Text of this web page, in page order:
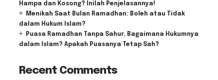
Hampa dan Kosong? Inilah Penjelasannya!
Menikah Saat Bulan Ramadhan: Boleh atau Tidak
dalam Hukum Islam?
Puasa Ramadhan Tanpa Sahur, Bagaimana Hukumnya
dalam Islam? Apakah Puasanya Tetap Sah?
Recent Comments